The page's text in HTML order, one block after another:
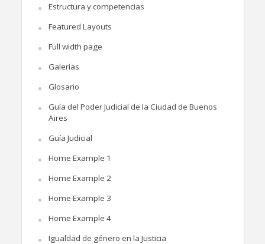
Estructura y competencias
Featured Layouts
Full width page
Galerías
Glosario
Guía del Poder Judicial de la Ciudad de Buenos
Aires
Guía Judicial
Home Example 1
Home Example 2
Home Example 3
Home Example 4
Igualdad de género en la Justicia